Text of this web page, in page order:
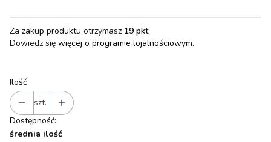
Za zakup produktu otrzymasz 19 pkt.
Dowiedz się więcej o programie lojalnościowym.
Ilość
szt.
Dostępność:
średnia ilość